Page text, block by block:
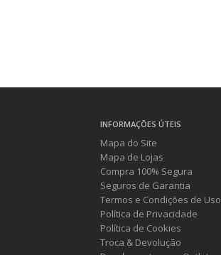
INFORMAÇÕES ÚTEIS
Mapa do Site
Mapa de Lojas
Compra 100% Segura
Seguros de Garantia
Termos e Condições de Uso
Política de Privacidade
Política de Cookies
Troca & Devolução